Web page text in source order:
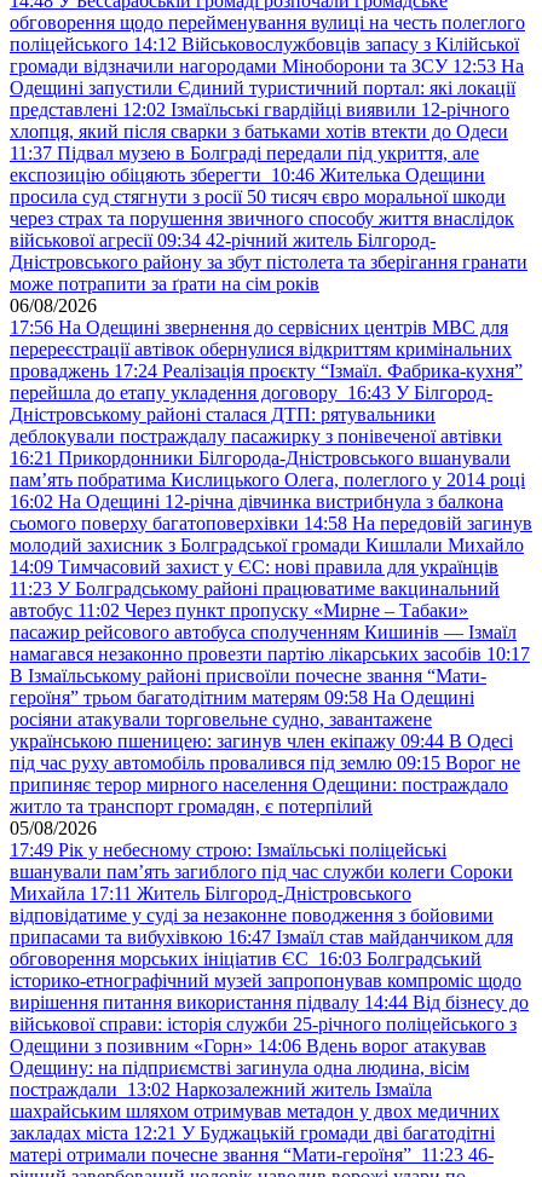
обговорення щодо перейменування вулиці на честь полеглого
поліцейського 14:12 Військовослужбовців запасу з Кілійської
громади відзначили нагородами Міноборони та ЗСУ 12:53 На
Одещині запустили Єдиний туристичний портал: які локації
представлені 12:02 Ізмаїльські гвардійці виявили 12-річного
хлопця, який після сварки з батьками хотів втекти до Одеси
11:37 Підвал музею в Болграді передали під укриття, але
експозицію обіцяють зберегти 10:46 Жителька Одещини
просила суд стягнути з росії 50 тисяч євро моральної шкоди
через страх та порушення звичного способу життя внаслідок
військової агресії 09:34 42-річний житель Білгород-
Дністровського району за збут пістолета та зберігання гранати
може потрапити за ґрати на сім років
06/08/2026
17:56 На Одещині звернення до сервісних центрів МВС для
перереєстрації автівок обернулися відкриттям кримінальних
проваджень 17:24 Реалізація проєкту “Ізмаїл. Фабрика-кухня”
перейшла до етапу укладення договору 16:43 У Білгород-
Дністровському районі сталася ДТП: рятувальники
деблокували постраждалу пасажирку з понівеченої автівки
16:21 Прикордонники Білгорода-Дністровського вшанували
пам’ять побратима Кислицького Олега, полеглого у 2014 році
16:02 На Одещині 12-річна дівчинка вистрибнула з балкона
сьомого поверху багатоповерхівки 14:58 На передовій загинув
молодий захисник з Болградської громади Кишлали Михайло
14:09 Тимчасовий захист у ЄС: нові правила для українців
11:23 У Болградському районі працюватиме вакцинальний
автобус 11:02 Через пункт пропуску «Мирне – Табаки»
пасажир рейсового автобуса сполученням Кишинів — Ізмаїл
намагався незаконно провезти партію лікарських засобів 10:17
В Ізмаїльському районі присвоїли почесне звання “Мати-
героїня” трьом багатодітним матерям 09:58 На Одещині
росіяни атакували торговельне судно, завантажене
українською пшеницею: загинув член екіпажу 09:44 В Одесі
під час руху автомобіль провалився під землю 09:15 Ворог не
припиняє терор мирного населення Одещини: постраждало
житло та транспорт громадян, є потерпілий
05/08/2026
17:49 Рік у небесному строю: Ізмаїльські поліцейські
вшанували пам’ять загиблого під час служби колеги Сороки
Михайла 17:11 Житель Білгород-Дністровського
відповідатиме у суді за незаконне поводження з бойовими
припасами та вибухівкою 16:47 Ізмаїл став майданчиком для
обговорення морських ініціатив ЄС 16:03 Болградський
історико-етнографічний музей запропонував компроміс щодо
вирішення питання використання підвалу 14:44 Від бізнесу до
військової справи: історія служби 25-річного поліцейського з
Одещини з позивним «Горн» 14:06 Вдень ворог атакував
Одещину: на підприємстві загинула одна людина, вісім
постраждали 13:02 Наркозалежний житель Ізмаїла
шахрайським шляхом отримував метадон у двох медичних
закладах міста 12:21 У Буджацькій громади дві багатодітні
матері отримали почесне звання “Мати-героїня” 11:23 46-